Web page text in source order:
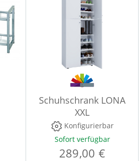
Schuhschrank LONA
XXL
Konfigurierbar
Sofort verfügbar
289,00 €